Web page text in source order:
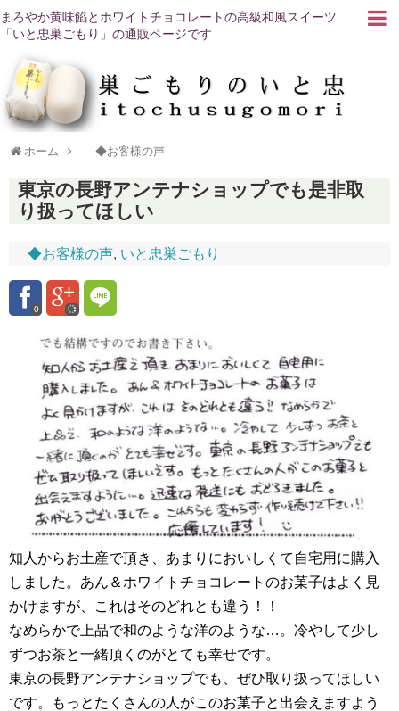
まろやか黄味餡とホワイトチョコレートの高級和風スイーツ
「いと忠巣ごもり」の通販ページです
ホーム ◆お客様の声
東京の長野アンテナショップでも是非取
り扱ってほしい
◆お客様の声, いと忠巣ごもり
0
知人からお土産で頂き、あまりにおいしくて自宅用に購入
しました。あん＆ホワイトチョコレートのお菓子はよく見
かけますが、これはそのどれとも違う！！
なめらかで上品で和のような洋のような…。冷やして少し
ずつお茶と一緒頂くのがとても幸せです。
東京の長野アンテナショップでも、ぜひ取り扱ってほしい
です。もっとたくさんの人がこのお菓子と出会えますよう